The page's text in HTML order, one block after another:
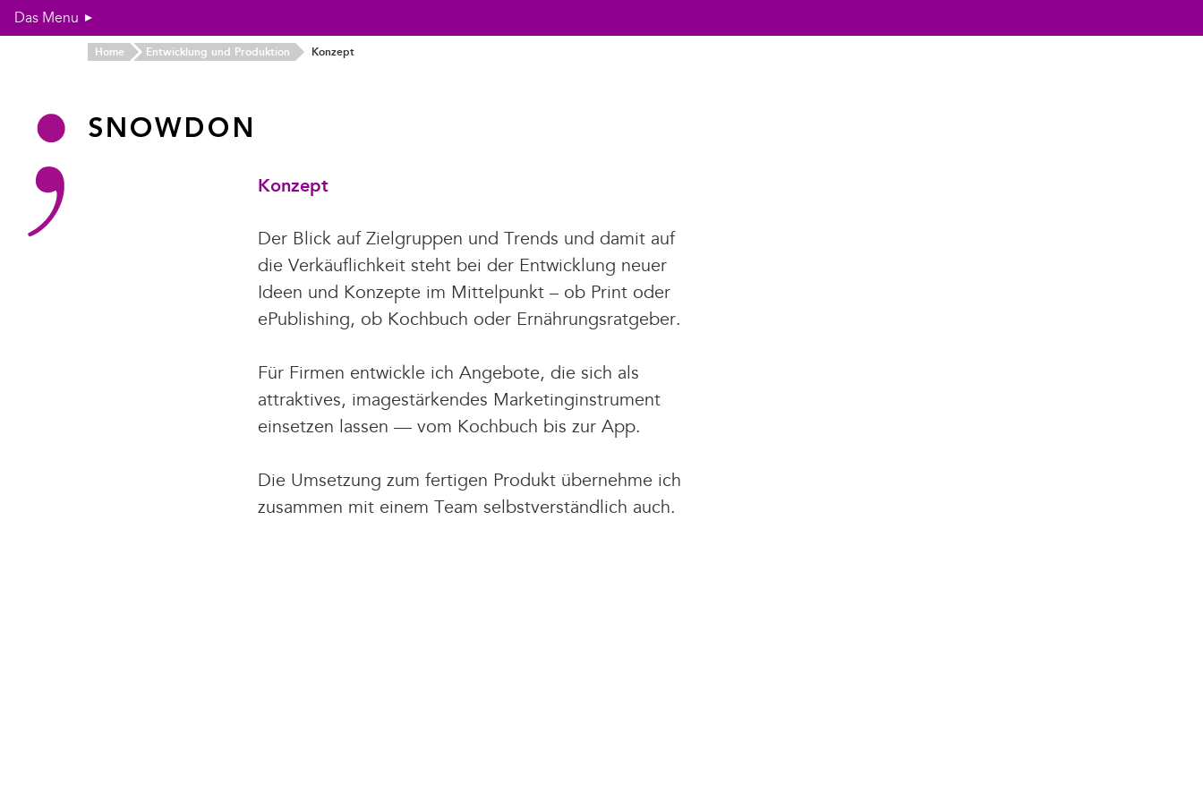
Home
Text und Rezept
Konzept
Referenzen
Vita
Das Menu
Konzept
Der Blick auf Zielgruppen und Trends und damit auf
die Verkäuflichkeit steht bei der Entwicklung neuer
Ideen und Konzepte im Mittelpunkt – ob Print oder
ePublishing, ob Kochbuch oder Ernährungsratgeber.
Für Firmen entwickle ich Angebote, die sich als
attraktives, imagestärkendes Marketinginstrument
einsetzen lassen — vom Kochbuch bis zur App.
Die Umsetzung zum fertigen Produkt übernehme ich
zusammen mit einem Team selbstverständlich auch.
Home Entwicklung und Produktion Konzept